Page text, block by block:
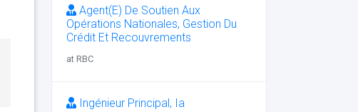
Agent(E) De Soutien Aux
Opérations Nationales, Gestion Du
Crédit Et Recouvrements
at RBC
Ingénieur Principal, Ia